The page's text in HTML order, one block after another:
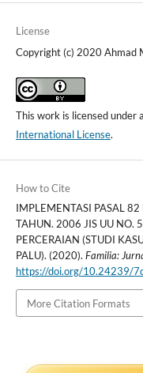
License
Copyright (c) 2020 Ahmad
This work is licensed under a
International License.
How to Cite
IMPLEMENTASI PASAL
TAHUN. 2006 JIS UU NO.
PERCERAIAN (STUDI
PALU). (2020). Familia:
https://doi.org/10.24239/
More Citation Formats